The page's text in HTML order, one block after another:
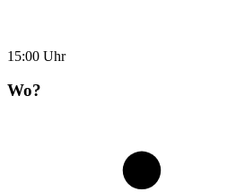
15:00 Uhr
Wo?